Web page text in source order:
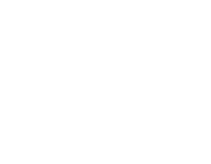
Fra...
Isı...